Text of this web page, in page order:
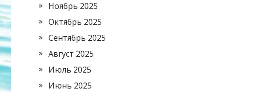
Ноябрь 2025
Октябрь 2025
Сентябрь 2025
Август 2025
Июль 2025
Июнь 2025